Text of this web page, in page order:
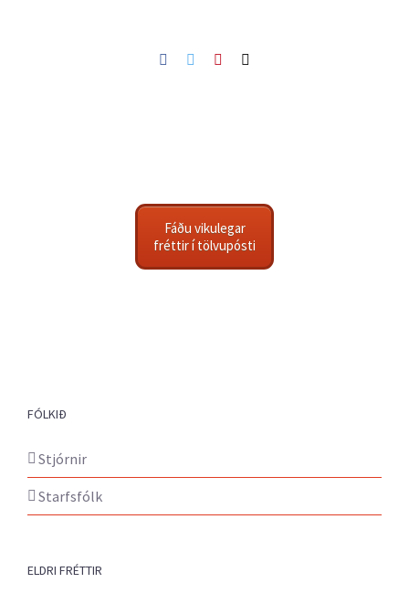
Facebook
TwitterPinterest
Fáðu vikulegar
fréttir í tölvupósti
FÓLKIÐ
Stjórnir
Starfsfólk
ELDRI FRÉTTIR